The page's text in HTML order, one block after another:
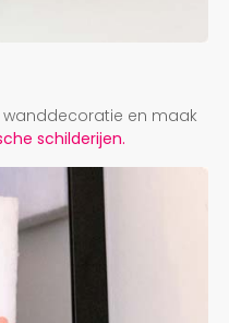
en maak
schilderijen.